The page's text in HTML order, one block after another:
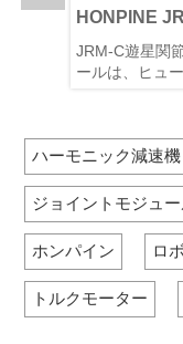
HONPINE JRM遊星
関節モジュールはど
のようにロボットの
JRM-C遊星関節モジュ
ールは、ヒューマノイ
ット、その他のインテ
リジェントロボットシ
ステム向けに特別に設
計された、軽量・高ト
ルクのアクチュエータ
モジュールです。
ハーモニック減速機
ジョイントモジュ
ホンパイン ロ
トルクモーター